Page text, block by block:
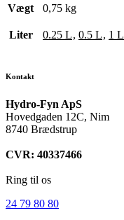
Vægt 0,75 kg
Liter 0.25 L, 0.5 L, 1 L
Kontakt
Hydro-Fyn ApS
Hovedgaden 12C, Nim
8740 Brædstrup
CVR: 40337466
Ring til os
24 79 80 80